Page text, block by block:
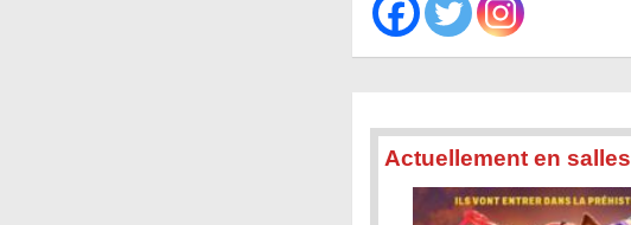
Actuellement en salles